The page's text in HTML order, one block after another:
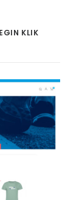
KLIK